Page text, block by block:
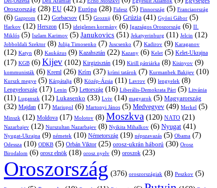
Oroszország (28) EU (42) Európa (28) Fidesz (5) Finnország (5) Franciaország
(6) Gazprom (12) Gorbacsov (15) Groznij (6) Grúzia (41) Gyóni Gábor (5)
Harkov (12) Herszon (15) ideiglenes kormány (6) Igazságos Oroszország (6) II.
Miklós (5) Iszlam Karimov (5) Janukovics (51) Jekatyerinburg (11) Jelcin (12)
Jobboldali Szektor (8) Julija Timosenko (7) Juscsenko (7) Kadirov (9) Karaganov
(12) Katyn (8) Kaukázus (9) Kazahsztán (22) Kazany (6) Kelet (5) Kelet-Ukrajna
(17) KGB (6) Kijev (102) Kirgizisztán (19) Kirill pátriárka (8) Kisinyov (9)
kommunisták (6) Kreml (26) Krím (37) krími tatárok (7) Kurmanbek Bakijev (10)
Kurszk megye (5) Kárpátalja (8) Közép-Ázsia (11) Lavrov (9) lengyelek (8)
Lengyelország (17) Lenin (5) Lettország (16) Liberális-Demokrata Párt (5) Litvánia
(11) Luganszk (12) Lukasenko (33) Lviv (14) magyarok (5) Magyarország
(32) Majdan (17) Mariupol (6) Martonyi János (5) Medvegyev (49) Merkel (5)
Minszk (12) Moldova (17) Molotov (8) Moszkva (120) NATO (21)
Nazarbajev (12) Nurszultan Nazarbajev (8) Nyikita Mihalkov (6) Nyugat (41)
Nyugat-Ukrajna (9) németek (10) Németország (19) népszavazás (5) Obama (7)
Odessza (10) ODKB (5) Orbán Viktor (25) orosz-ukrán háború (30) Orosz
Birodalom (6) orosz elnök (18) orosz nyelv (9) oroszok (23)
Oroszország (376) oroszországiak (8) Peszkov (5)